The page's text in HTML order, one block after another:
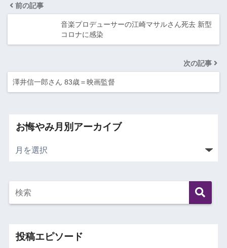
前の記事
音楽プロデューサーの江崎マサルさん死去 新型
コロナに感染
次の記事
澤井信一郎さん 83歳＝映画監督
お悔やみ月別アーカイブ
投稿エピソード